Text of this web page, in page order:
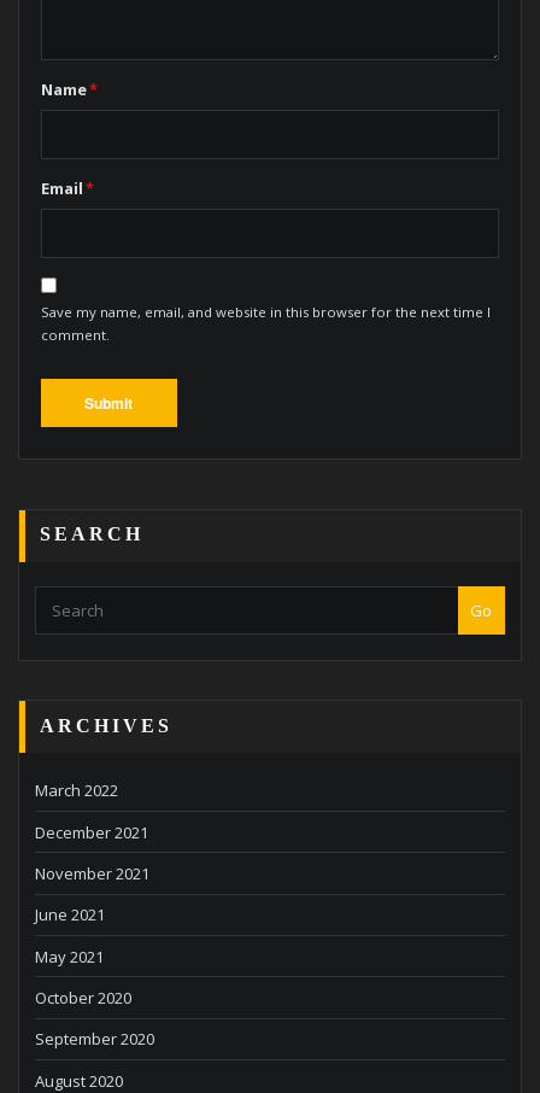
Name*
Email*
Save my name, email, and website in this browser for the next time I
comment.
SEARCH
Go
ARCHIVES
March 2022
December 2021
November 2021
June 2021
May 2021
October 2020
September 2020
August 2020